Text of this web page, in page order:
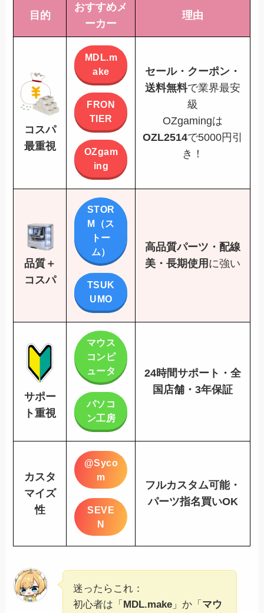
目的
おすすめメ
ーカー
理由
コスパ
最重視
MDL.m
ake
FRON
TIER
OZgam
ing
セール・クーポン・
送料無料で業界最安
級
OZgamingは
OZL2514で5000円引
き！
品質＋
コスパ
STOR
M（ス
トー
ム）
TSUK
UMO
高品質パーツ・配線
美・長期使用 に強い
サポー
ト重視
マウス
コンピ
ュータ
パソコ
ン工房
24時間サポート・全
国店舗・3年保証
カスタ
マイズ
性
@Syco
m
SEVE
N
フルカスタム可能・
パーツ指名買いOK
迷ったらこれ：
初心者は「 MDL.make 」か「 マウ